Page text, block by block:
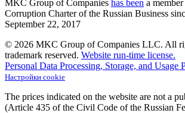
MKC Group of Companies has been a
Corruption Charter of the Russian Business
September 22, 2017
© 2026 MKC Group of Companies LLC. All
trademark reserved. Website run-time license.
Personal Data Processing, Storage, and Usage
Настройки cookie
The prices indicated on the website are not a
(Article 435 of the Civil Code of the Russian